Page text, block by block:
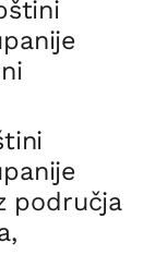
područja